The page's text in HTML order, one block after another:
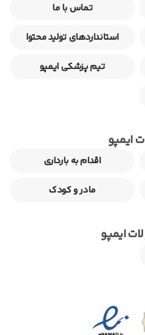
تماس با ما
استانداردهای تولید محتوا
تیم پزشکی ایمپو
ایمپو
اقدام به بارداری
مادر و کودک
ایمپو